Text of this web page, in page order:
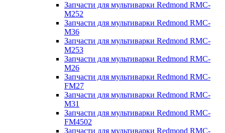
Запчасти для мультиварки Redmond RMC-
M252
Запчасти для мультиварки Redmond RMC-
M36
Запчасти для мультиварки Redmond RMC-
M253
Запчасти для мультиварки Redmond RMC-
M26
Запчасти для мультиварки Redmond RMC-
FM27
Запчасти для мультиварки Redmond RMC-
M31
Запчасти для мультиварки Redmond RMC-
FM4502
Запчасти для мультиварки Redmond RMC-